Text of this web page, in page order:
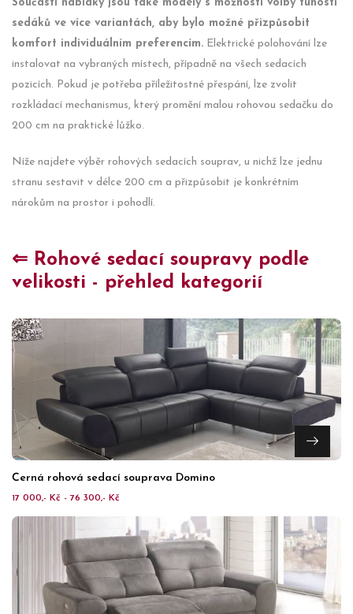
Součástí nabídky jsou také modely s možností volby tuhosti
sedáků ve více variantách, aby bylo možné přizpůsobit
komfort individuálním preferencím. Elektrické polohování lze
instalovat na vybraných místech, případně na všech sedacích
pozicích. Pokud je potřeba příležitostné přespání, lze zvolit
rozkládací mechanismus, který promění malou rohovou sedačku do
200 cm na praktické lůžko.
Níže najdete výběr rohových sedacích souprav, u nichž lze jednu
stranu sestavit v délce 200 cm a přizpůsobit je konkrétním
nárokům na prostor i pohodlí.
⇐ Rohové sedací soupravy podle
velikosti - přehled kategorií
Černá rohová sedací souprava Domino
17 000,- Kč - 76 300,- Kč